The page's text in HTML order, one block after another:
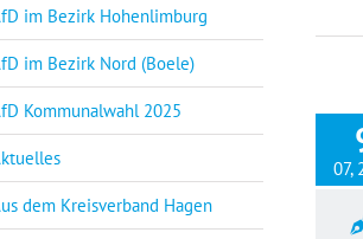
im Bezirk Hohenlimburg
im Bezirk Nord (Boele)
Kommunalwahl 2025
dem Kreisverband Hagen
07,